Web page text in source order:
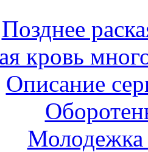
Позднее
кровь
Описание
Молодежка